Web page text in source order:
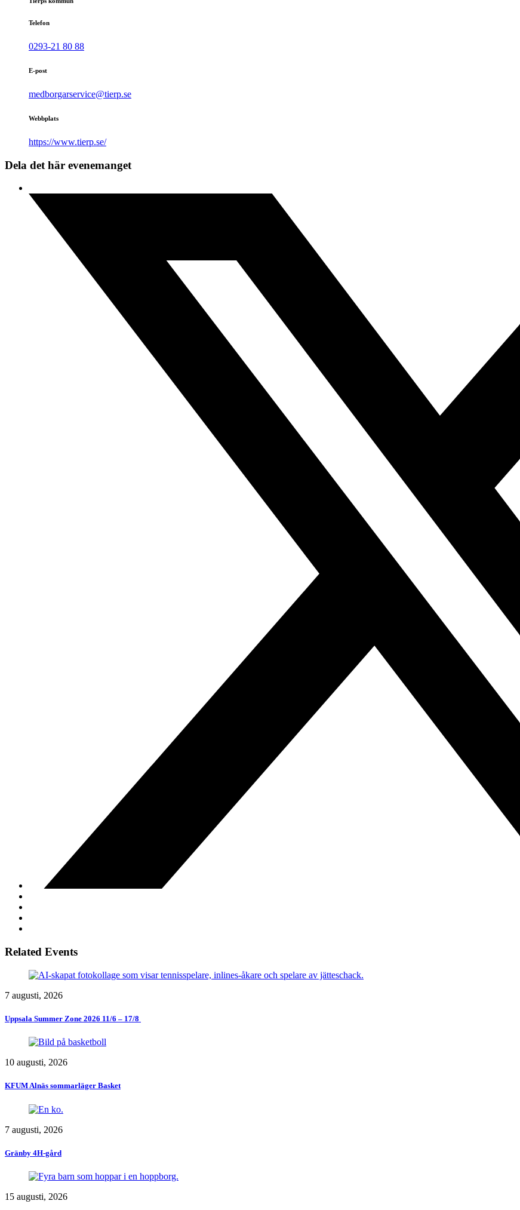
Telefon
0293-21 80 88
E-post
medborgarservice@tierp.se
Webbplats
https://www.tierp.se/
Dela det här evenemanget
Related Events
7 augusti, 2026
Uppsala Summer Zone 2026 11/6 – 17/8 ​
10 augusti, 2026
KFUM Alnäs sommarläger Basket
7 augusti, 2026
Gränby 4H-gård
15 augusti, 2026